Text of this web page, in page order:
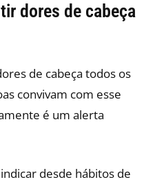
dores de cabeça
de cabeça todos os
convivam com esse
é um alerta
desde hábitos de